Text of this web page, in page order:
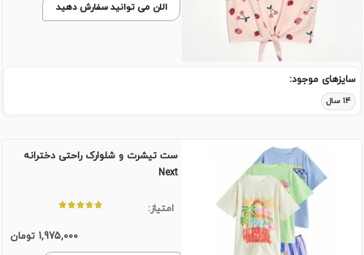
الان می توانید سفارش دهید
سایزهای موجود:
۱۴ سال
ست تیشرت و شلوارک راحتی دخترانه
Next
امتیاز:
1,975,000 تومان